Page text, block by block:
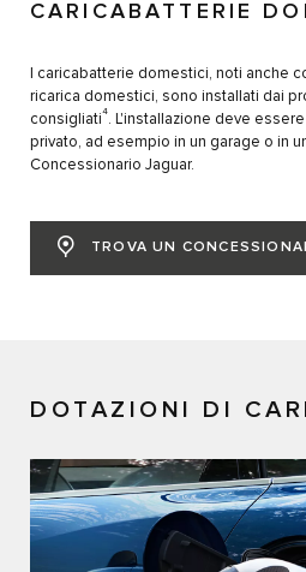
CARICABATTERIE
I caricabatterie domestici, noti anche
ricarica domestici, sono installati dai
consigliati4. L'installazione deve
privato, ad esempio in un garage o in
Concessionario Jaguar.
TROVA UN
DOTAZIONI DI